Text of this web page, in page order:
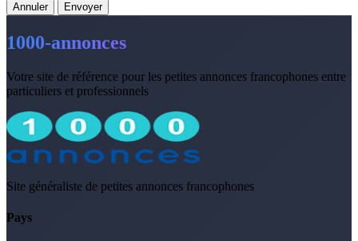
Annuler Envoyer
1000-annonces
Votre site de référence pour les petites annonces francophones entre
particuliers et professionnels
Site généraliste de petites annonces francophones
Pays